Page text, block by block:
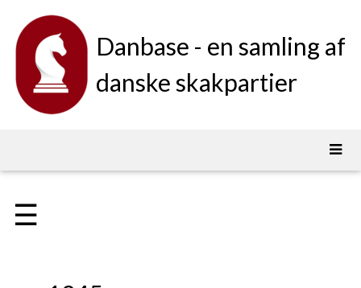
Danbase - en samling af
danske skakpartier
☰